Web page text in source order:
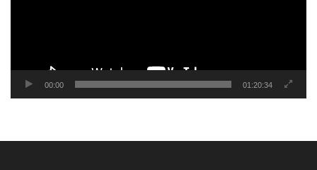
00:00 01:20:34